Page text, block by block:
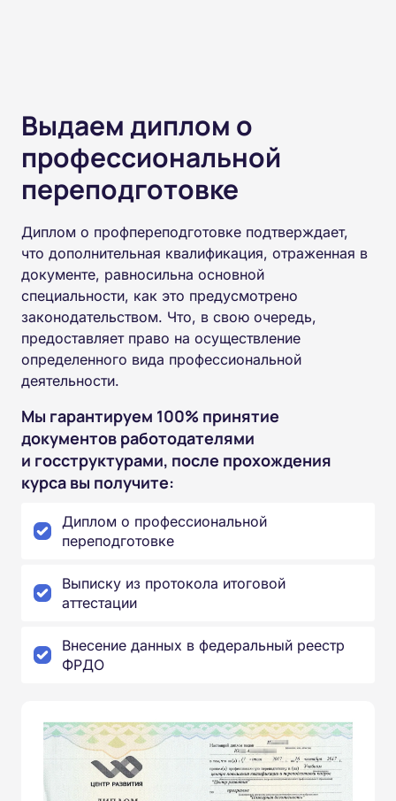
Выдаем диплом о
профессиональной
переподготовке
Диплом о профпереподготовке подтверждает,
что дополнительная квалификация, отраженная в
документе, равносильна основной
специальности, как это предусмотрено
законодательством. Что, в свою очередь,
предоставляет право на осуществление
определенного вида профессиональной
деятельности.
Мы гарантируем 100% принятие
документов работодателями
и госструктурами, после прохождения
курса вы получите:
Диплом о профессиональной
переподготовке
Выписку из протокола итоговой
аттестации
Внесение данных в федеральный реестр
ФРДО